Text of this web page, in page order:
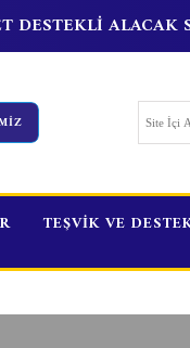
DESTEKLİ ALACAK
TEŞVİK VE